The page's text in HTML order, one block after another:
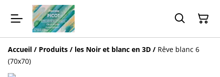
Accueil / Produits / les Noir et blanc en 3D / Rêve blanc 6
(70x70)